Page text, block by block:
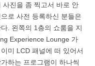
사진을 좀 찍고서 바로 안
로 사전 등록하신 분들은
. 왼쪽의 1층의 쇼룸을 지
Experience Lounge 가
미 LCD 패널에 떠 있어서
하는 프로그램이 하나씩